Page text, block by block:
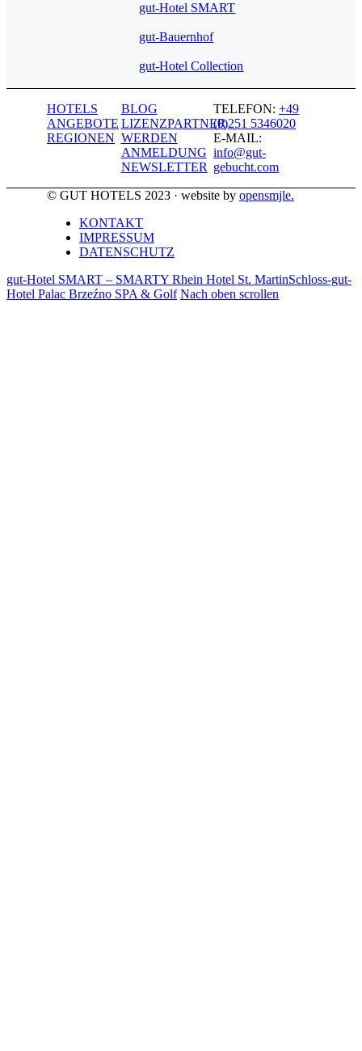
gut-Hotel SMART
gut-Bauernhof
gut-Hotel Collection
HOTELS
ANGEBOTE
REGIONEN
BLOG
LIZENZPARTNER
WERDEN
ANMELDUNG
NEWSLETTER
TELEFON: +49
(0)251 5346020
E-MAIL:
info@gut-
gebucht.com
© GUT HOTELS 2023 · website by opensmjle.
KONTAKT
IMPRESSUM
DATENSCHUTZ
gut-Hotel SMART – SMARTY Rhein Hotel St. MartinSchloss-gut-
Hotel Palac Brzeźno SPA & Golf Nach oben scrollen